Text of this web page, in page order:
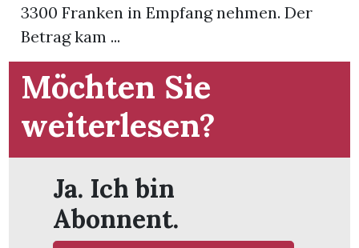
3300 Franken in Empfang nehmen. Der
Betrag kam ...
Möchten Sie
weiterlesen?
Ja. Ich bin
Abonnent.